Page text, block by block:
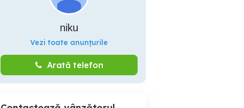
niku
Vezi toate anunțurile
Arată telefon